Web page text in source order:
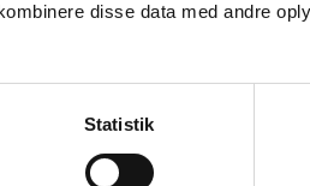
disse data med andre
Statistik